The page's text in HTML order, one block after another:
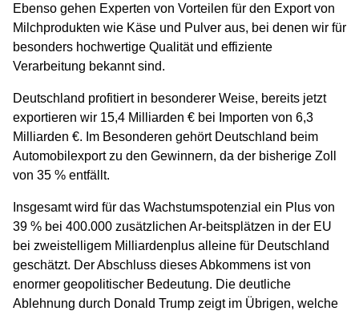
Ebenso gehen Experten von Vorteilen für den Export von
Milchprodukten wie Käse und Pulver aus, bei denen wir für
besonders hochwertige Qualität und effiziente
Verarbeitung bekannt sind.
Deutschland profitiert in besonderer Weise, bereits jetzt
exportieren wir 15,4 Milliarden € bei Importen von 6,3
Milliarden €. Im Besonderen gehört Deutschland beim
Automobilexport zu den Gewinnern, da der bisherige Zoll
von 35 % entfällt.
Insgesamt wird für das Wachstumspotenzial ein Plus von
39 % bei 400.000 zusätzlichen Ar-beitsplätzen in der EU
bei zweistelligem Milliardenplus alleine für Deutschland
geschätzt. Der Abschluss dieses Abkommens ist von
enormer geopolitischer Bedeutung. Die deutliche
Ablehnung durch Donald Trump zeigt im Übrigen, welche